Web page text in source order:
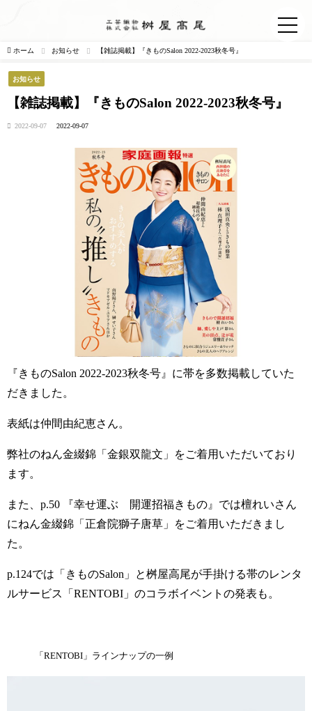
ホーム お知らせ 【雑誌掲載】『きものSalon 2022-2023秋冬号』
お知らせ
【雑誌掲載】『きものSalon 2022-2023秋冬号』
2022-09-07 2022-09-07
『きものSalon 2022-2023秋冬号』に帯を多数掲載していた
だきました。
表紙は仲間由紀恵さん。
弊社のねん金綴錦「金銀双龍文」をご着用いただいており
ます。
また、p.50 『幸せ運ぶ 開運招福きもの』では檀れいさん
にねん金綴錦「正倉院獅子唐草」をご着用いただきまし
た。
p.124では「きものSalon」と桝屋高尾が手掛ける帯のレンタ
ルサービス「RENTOBI」のコラボイベントの発表も。
「RENTOBI」ラインナップの一例